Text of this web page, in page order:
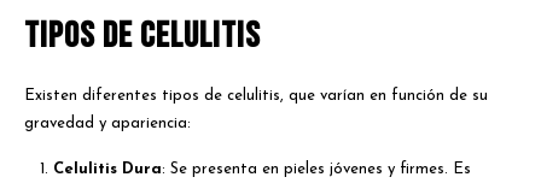
Tipos de Celulitis
Existen diferentes tipos de celulitis, que varían en función de su
gravedad y apariencia:
Celulitis Dura: Se presenta en pieles jóvenes y firmes. Es